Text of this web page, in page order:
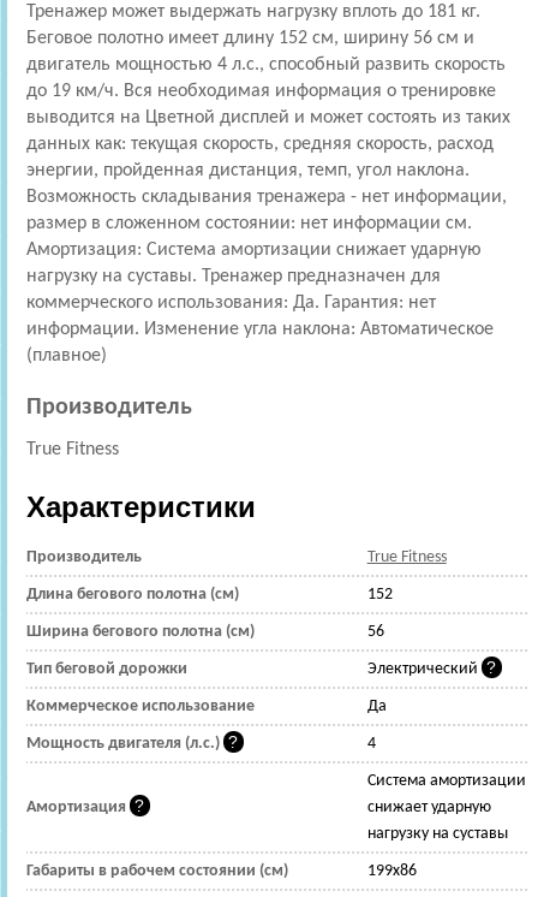
Тренажер может выдержать нагрузку вплоть до 181 кг.
Беговое полотно имеет длину 152 см, ширину 56 см и
двигатель мощностью 4 л.с., способный развить скорость
до 19 км/ч. Вся необходимая информация о тренировке
выводится на Цветной дисплей и может состоять из таких
данных как: текущая скорость, средняя скорость, расход
энергии, пройденная дистанция, темп, угол наклона.
Возможность складывания тренажера - нет информации,
размер в сложенном состоянии: нет информации см.
Амортизация: Cистема амортизации снижает ударную
нагрузку на суставы. Тренажер предназначен для
коммерческого использования: Да. Гарантия: нет
информации. Изменение угла наклона: Автоматическое
(плавное)
Производитель
True Fitness
Характеристики
Производитель True Fitness
Длина бегового полотна (см) 152
Ширина бегового полотна (см) 56
Тип беговой дорожки Электрический
Коммерческое использование Да
Мощность двигателя (л.с.) 4
Амортизация
Cистема амортизации
снижает ударную
нагрузку на суставы
Габариты в рабочем состоянии (см) 199x86